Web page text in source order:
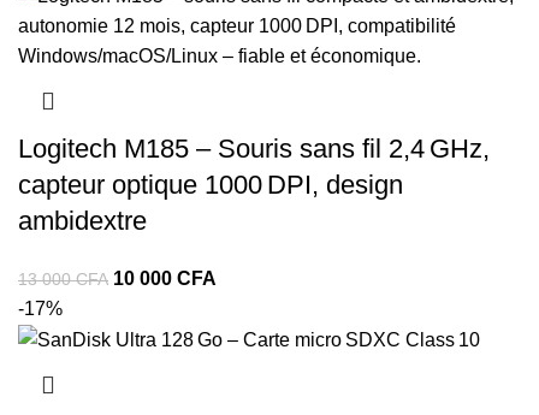
Logitech M185 – Souris sans fil 2,4 GHz,
capteur optique 1000 DPI, design
ambidextre
13 000CFA 10 000 CFA
-17%